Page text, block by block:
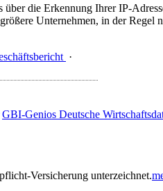
die Erkennung Ihrer IP-
Unternehmen, in der Regel
·
GBI-Genios Deutsche
Versicherung unterzeichnet.